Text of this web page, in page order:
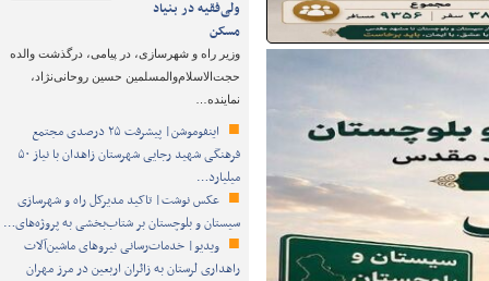
ولی‌فقیه در بنیاد
مسکن
وزیر راه و شهرسازی، در پیامی، درگذشت والده
حجت‌الاسلام‌والمسلمین حسین روحانی‌نژاد،
نماینده…
اینفوموشن| پیشرفت ۲۵ درصدی مجتمع
فرهنگی شهید رجایی شهرستان زاهدان با نیاز ۵۰
میلیارد…
عکس نوشت| تاکید مدیرکل راه و شهرسازی
سیستان و بلوچستان بر شتاب‌بخشی به پروژه‌های…
ویدیو| خدمات‌رسانی نیروهای ماشین‌آلات
راهداری لرستان به زائران اربعین در مرز مهران